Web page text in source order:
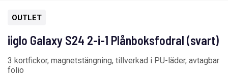
OUTLET
iiglo Galaxy S24 2-i-1 Plånboksfodral (svart)
3 kortfickor, magnetstängning, tillverkad i PU-läder, avtagbar
folio